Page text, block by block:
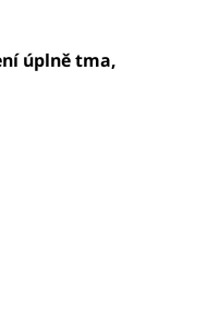
úplně tma,